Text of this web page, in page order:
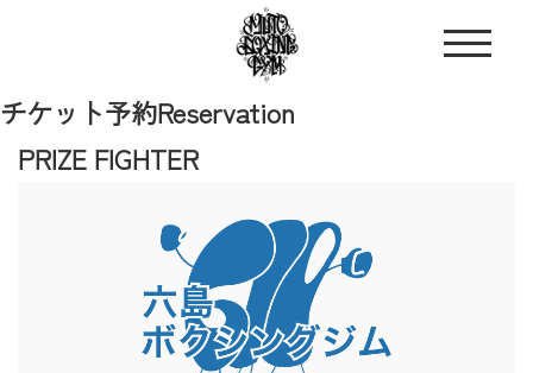
チケット予約Reservation
PRIZE FIGHTER